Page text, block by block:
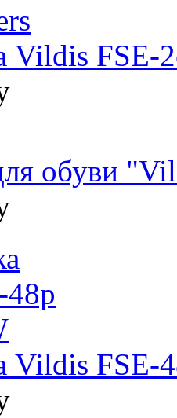
Vildis FSE-
обуви
Vildis FSE-